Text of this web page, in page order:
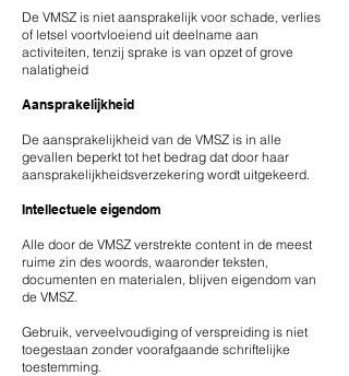
De VMSZ is niet aansprakelijk voor schade, verlies
of letsel voortvloeiend uit deelname aan
activiteiten, tenzij sprake is van opzet of grove
nalatigheid
Aansprakelijkheid
De aansprakelijkheid van de VMSZ is in alle
gevallen beperkt tot het bedrag dat door haar
aansprakelijkheidsverzekering wordt uitgekeerd.
Intellectuele eigendom
Alle door de VMSZ verstrekte content in de meest
ruime zin des woords, waaronder teksten,
documenten en materialen, blijven eigendom van
de VMSZ.
​Gebruik, verveelvoudiging of verspreiding is niet
toegestaan zonder voorafgaande schriftelijke
toestemming.